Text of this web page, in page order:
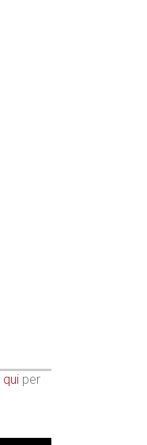
qui per